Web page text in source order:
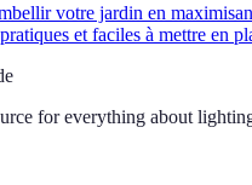
votre jardin en
et faciles à mettre en
for everything about